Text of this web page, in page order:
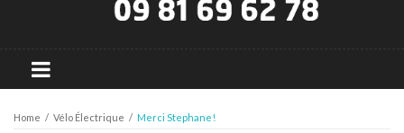
Home / Vélo Électrique / Merci Stephane!